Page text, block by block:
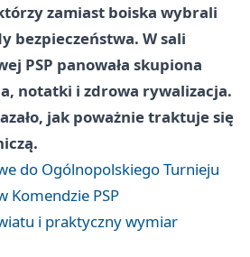
zamiast boiska wybrali
bezpieczeństwa. W sali
PSP panowała skupiona
notatki i zdrowa rywalizacja.
jak poważnie traktuje się
do Ogólnopolskiego Turnieju
Komendzie PSP
i praktyczny wymiar